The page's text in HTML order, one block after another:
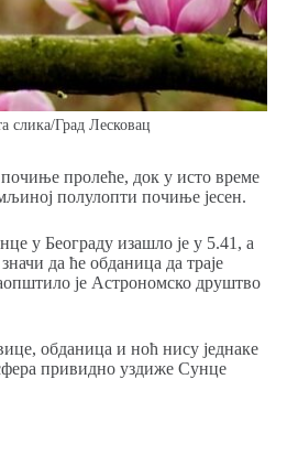
слика/Град Лесковац
пролеће, док у исто време
полулопти почиње јесен.
у Београду изашло је у 5.41, а
да ће обданица да траје
је Астрономско друштво
обданица и ноћ нису једнаке
привидно уздиже Сунце